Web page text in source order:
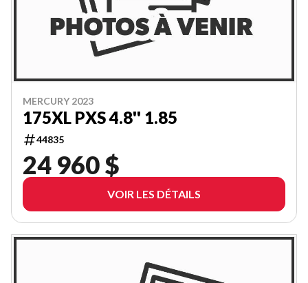
MERCURY 2023
175XL PXS 4.8'' 1.85
44835
24 960 $
VOIR LES DÉTAILS